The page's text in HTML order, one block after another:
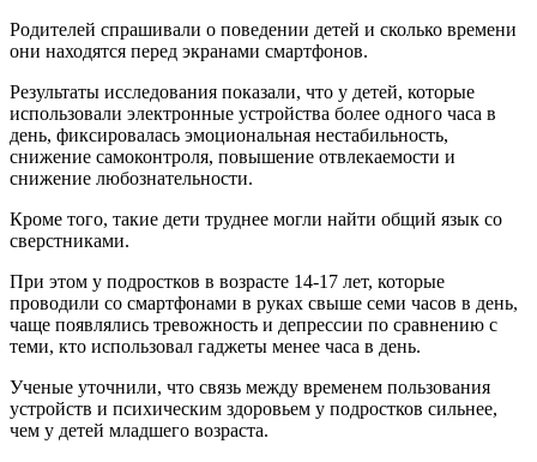
Родителей спрашивали о поведении детей и сколько времени
они находятся перед экранами смартфонов.
Результаты исследования показали, что у детей, которые
использовали электронные устройства более одного часа в
день, фиксировалась эмоциональная нестабильность,
снижение самоконтроля, повышение отвлекаемости и
снижение любознательности.
Кроме того, такие дети труднее могли найти общий язык со
сверстниками.
При этом у подростков в возрасте 14-17 лет, которые
проводили со смартфонами в руках свыше семи часов в день,
чаще появлялись тревожность и депрессии по сравнению с
теми, кто использовал гаджеты менее часа в день.
Ученые уточнили, что связь между временем пользования
устройств и психическим здоровьем у подростков сильнее,
чем у детей младшего возраста.